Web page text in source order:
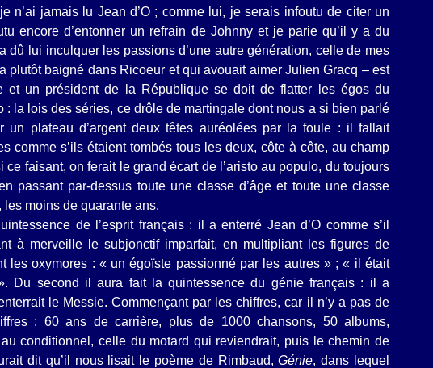
n’ai jamais lu Jean d’O ; comme lui, je serais infoutu de citer un
encore d’entonner un refrain de Johnny et je parie qu’il y a du
dû lui inculquer les passions d’une autre génération, celle de mes
plutôt baigné dans Ricoeur et qui avouait aimer Julien Gracq – est
et un président de la République se doit de flatter les égos du
: la lois des séries, ce drôle de martingale dont nous a si bien parlé
un plateau d’argent deux têtes auréolées par la foule : il fallait
comme s’ils étaient tombés tous les deux, côte à côte, au champ
ce faisant, on ferait le grand écart de l’aristo au populo, du toujours
passant par-dessus toute une classe d’âge et toute une classe
moins de quarante ans.
de l’esprit français : il a enterré Jean d’O comme s’il
à merveille le subjonctif imparfait, en multipliant les figures de
les oxymores : « un égoïste passionné par les autres » ; « il était
Du second il aura fait la quintessence du génie français : il a
le Messie. Commençant par les chiffres, car il n’y a pas de
: 60 ans de carrière, plus de 1000 chansons, 50 albums,
conditionnel, celle du motard qui reviendrait, puis le chemin de
dit qu’il nous lisait le poème de Rimbaud,Génie, dans lequel